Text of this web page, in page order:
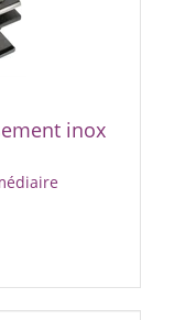
inox